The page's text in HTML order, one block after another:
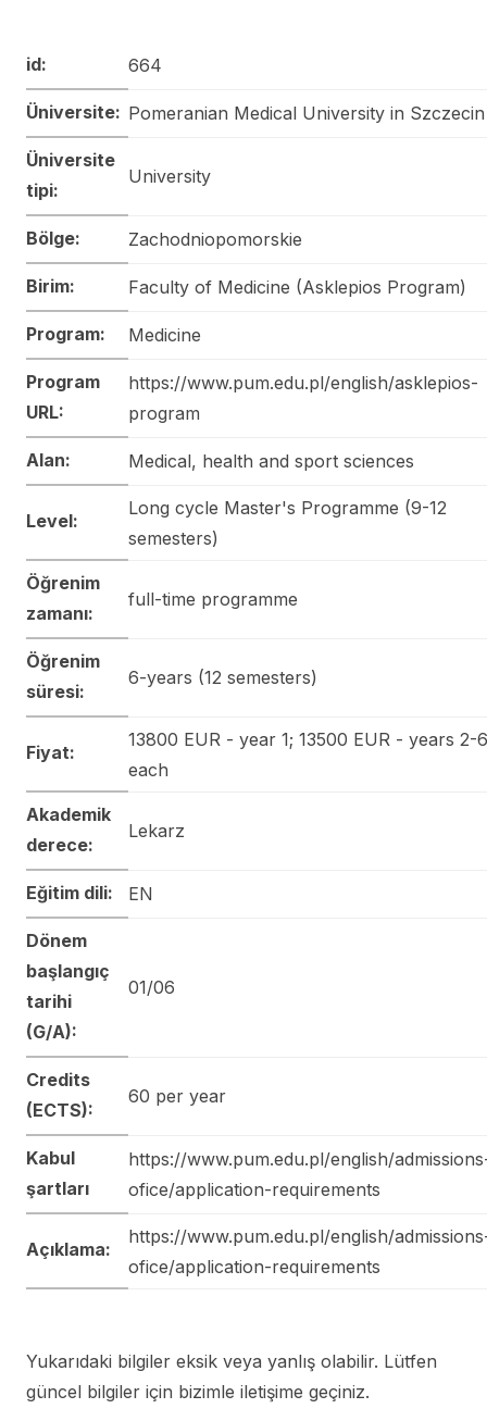
id: 664
Üniversite: Pomeranian Medical University in Szczecin
Üniversite
tipi:
University
Bölge: Zachodniopomorskie
Birim: Faculty of Medicine (Asklepios Program)
Program: Medicine
Program
URL:
https://www.pum.edu.pl/english/asklepios-
program
Alan: Medical, health and sport sciences
Level:
Long cycle Master's Programme (9-12
semesters)
Öğrenim
zamanı:
full-time programme
Öğrenim
süresi:
6-years (12 semesters)
Fiyat:
13800 EUR - year 1; 13500 EUR - years 2-6
each
Akademik
derece:
Lekarz
Eğitim dili: EN
Dönem
başlangıç
tarihi
(G/A):
01/06
Credits
(ECTS):
60 per year
Kabul
şartları
https://www.pum.edu.pl/english/
ofice/application-requirements
Açıklama:
https://www.pum.edu.pl/english/
ofice/application-requirements
Yukarıdaki bilgiler eksik veya yanlış olabilir. Lütfen
güncel bilgiler için bizimle iletişime geçiniz.